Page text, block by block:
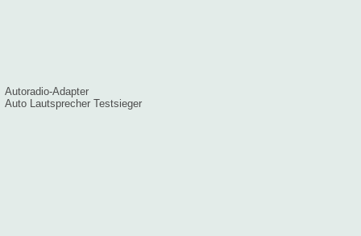
Autoradio-Adapter
Auto Lautsprecher Testsieger